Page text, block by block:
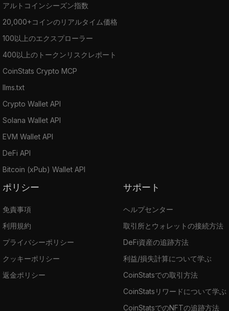
アルトコインシーズン指数
20,000+コインのリアルタイム価格
100以上のエクスプローラー
400以上のトークンリスクレポート
CoinStats Crypto MCP
llms.txt
Crypto Wallet API
Solana Wallet API
EVM Wallet API
DeFi API
Bitcoin (xPub) Wallet API
ポリシー
免責事項
利用規約
プライバシーポリシー
クッキーポリシー
返金ポリシー
サポート
ヘルプセンター
取引所とウォレットの接続方法
DeFi資産の追跡方法
利益/損失計算について学ぶ
CoinStatsでの取引方法
CoinStatsリワードについて学ぶ
CoinStatsでのNFTの追跡方法